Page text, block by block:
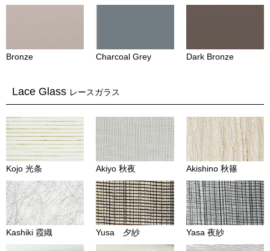
Bronze Charcoal Grey Dark Bronze
Lace Glass レースガラス
Kojo 光条 Akiyo 秋夜 Akishino 秋篠
Kashiki 霞織 Yusa 夕紗 Yasa 夜紗